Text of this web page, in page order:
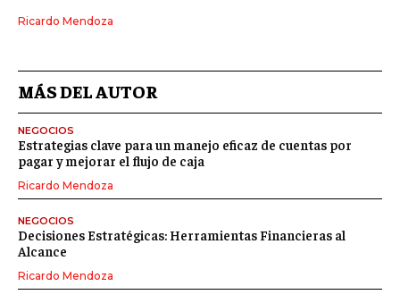
Ricardo Mendoza
MÁS DEL AUTOR
NEGOCIOS
Estrategias clave para un manejo eficaz de cuentas por
pagar y mejorar el flujo de caja
Ricardo Mendoza
NEGOCIOS
Decisiones Estratégicas: Herramientas Financieras al
Alcance
Ricardo Mendoza